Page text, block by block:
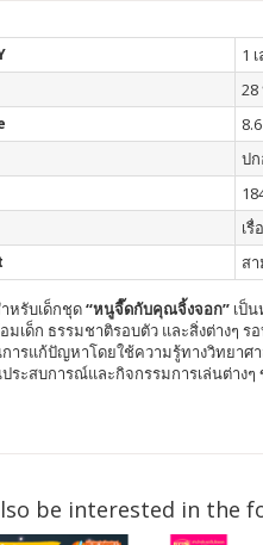
1
28
ป
เ
ส
หรับเด็กชุด“หนูจี๊ดกับคุณจิ้งจอก” เป็
มเด็ก ธรรมชาติรอบตัว และสิ่งต่างๆ
ารแก้ปัญหาโดยใช้ความรู้ทางวิทยาศ
ระสบการณ์และกิจกรรมการเล่นต่าง
be interested in the